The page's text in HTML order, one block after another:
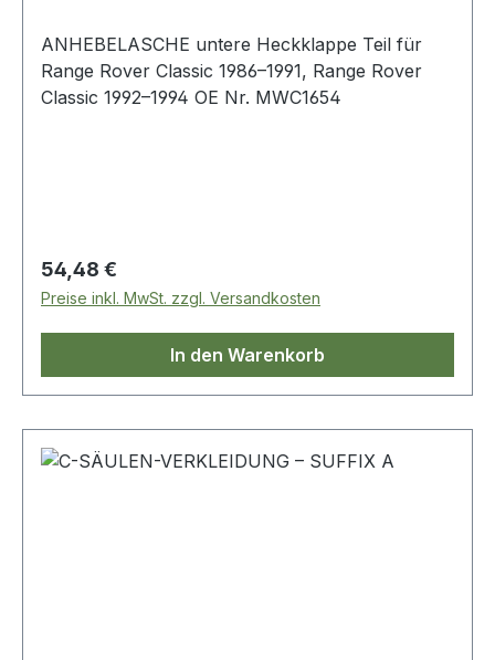
ANHEBELASCHE untere Heckklappe Teil für
Range Rover Classic 1986–1991, Range Rover
Classic 1992–1994 OE Nr. MWC1654
Regulärer Preis:
54,48 €
Preise inkl. MwSt. zzgl. Versandkosten
In den Warenkorb